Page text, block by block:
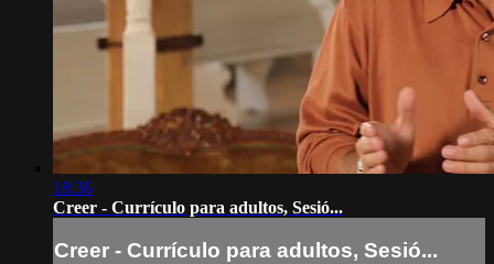
18:36
Creer - Currículo para adultos, Sesió...
Creer - Currículo para adultos, Sesió...